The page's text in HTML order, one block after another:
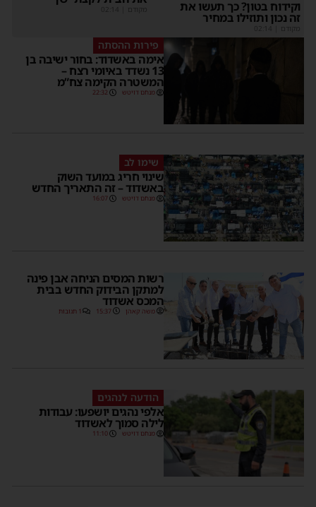
וקידוח בטון? כך תעשו את
זה נכון ותוזילו במחיר
מקודם
מקודם
פירות ההסתה
אימה באשדוד: בחור ישיבה בן
13 נשדד באיומי רצח –
המשטרה הקימה צח”מ
מנחם דויטש 22:32
שימו לב
שינוי חריג במועד השוק
באשדוד – זה התאריך החדש
מנחם דויטש 16:07
רשות המסים הניחה אבן פינה
למתקן הבידוק החדש בבית
המכס אשדוד
משה קאהן 15:37 1 תגובות
הודעה לנהגים
אלפי נהגים יושפעו: עבודות
לילה סמוך לאשדוד
מנחם דויטש 11:10